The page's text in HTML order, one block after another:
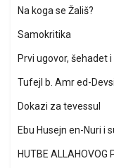
Na koga se Žališ?
Samokritika
Prvi ugovor, šehadet
Tufejl b. Amr ed-
Dokazi za tevessul
Ebu Husejn en-Nuri i
HUTBE ALLAHOVOG